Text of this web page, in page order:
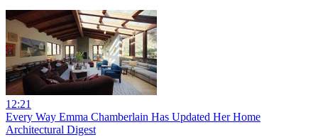
12:21
Every Way Emma Chamberlain Has Updated Her Home
Architectural Digest